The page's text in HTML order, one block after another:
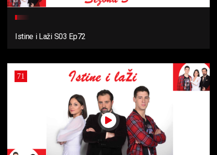
Istine i Laži S03 Ep72
71